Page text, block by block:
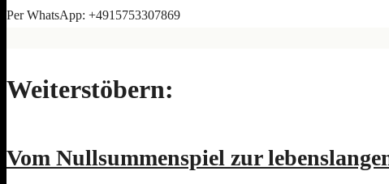
Per WhatsApp: +4915753307869
Weiterstöbern:
Vom Nullsummenspiel zur